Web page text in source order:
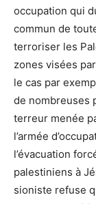
occupation qui
commun de
terroriser les
zones visées
le cas par
de nombreuses
terreur menée
l’armée
l’évacuation
palestiniens à
sioniste refuse